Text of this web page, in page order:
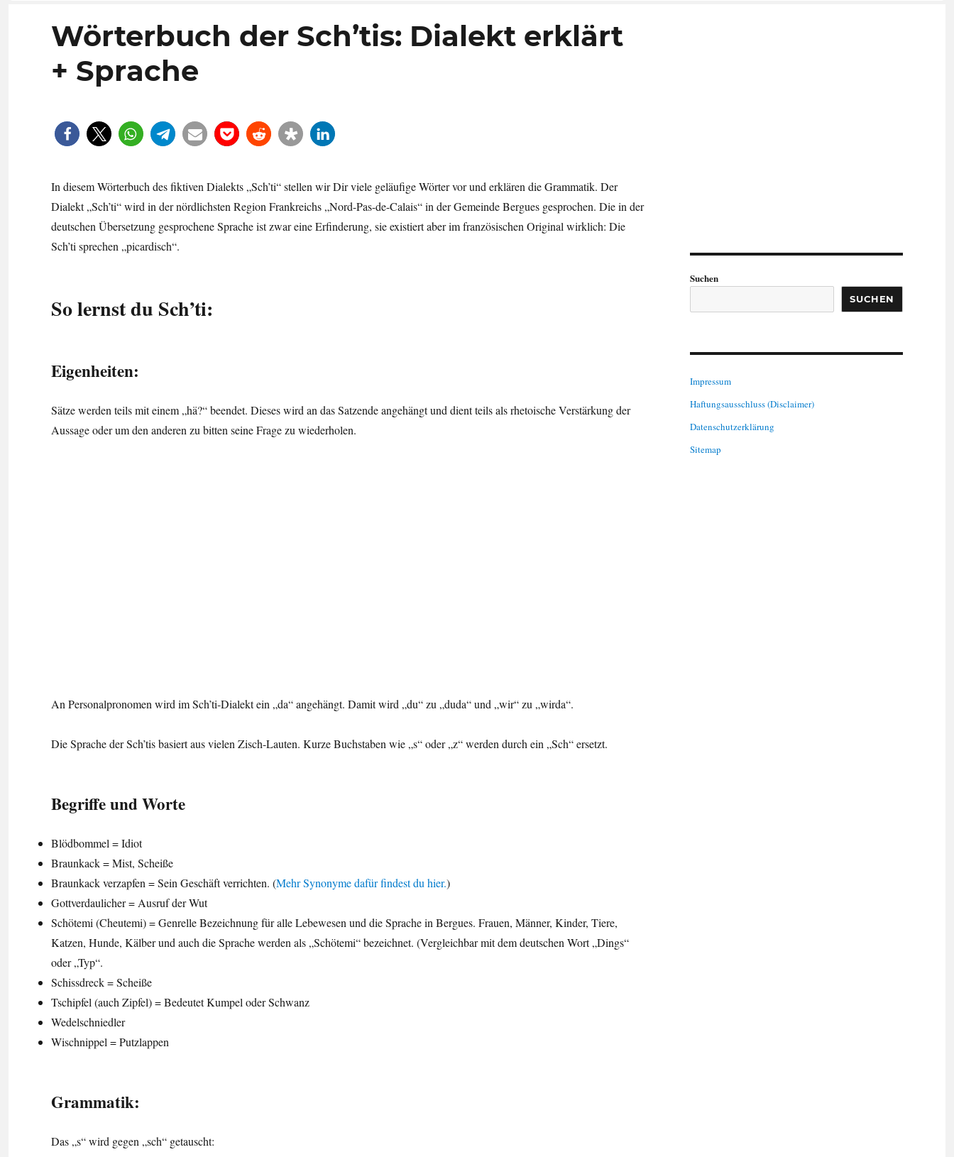
Wörterbuch der Sch’tis: Dialekt erklärt
+ Sprache
In diesem Wörterbuch des fiktiven Dialekts „Sch’ti“ stellen wir Dir viele geläufige Wörter vor und erklären die Grammatik. Der
Dialekt „Sch’ti“ wird in der nördlichsten Region Frankreichs „Nord-Pas-de-Calais“ in der Gemeinde Bergues gesprochen. Die in der
deutschen Übersetzung gesprochene Sprache ist zwar eine Erfinderung, sie existiert aber im französischen Original wirklich: Die
Sch’ti sprechen „picardisch“.
So lernst du Sch’ti:
Eigenheiten:
Sätze werden teils mit einem „hä?“ beendet. Dieses wird an das Satzende angehängt und dient teils als rhetoische Verstärkung der
Aussage oder um den anderen zu bitten seine Frage zu wiederholen.
An Personalpronomen wird im Sch’ti-Dialekt ein „da“ angehängt. Damit wird „du“ zu „duda“ und „wir“ zu „wirda“.
Die Sprache der Sch’tis basiert aus vielen Zisch-Lauten. Kurze Buchstaben wie „s“ oder „z“ werden durch ein „Sch“ ersetzt.
Begriffe und Worte
Blödbommel = Idiot
Braunkack = Mist, Scheiße
Braunkack verzapfen = Sein Geschäft verrichten. (Mehr Synonyme dafür findest du hier.)
Gottverdaulicher = Ausruf der Wut
Schötemi (Cheutemi) = Genrelle Bezeichnung für alle Lebewesen und die Sprache in Bergues. Frauen, Männer, Kinder, Tiere,
Katzen, Hunde, Kälber und auch die Sprache werden als „Schötemi“ bezeichnet. (Vergleichbar mit dem deutschen Wort „Dings“
oder „Typ“.
Schissdreck = Scheiße
Tschipfel (auch Zipfel) = Bedeutet Kumpel oder Schwanz
Wedelschniedler
Wischnippel = Putzlappen
Grammatik:
Das „s“ wird gegen „sch“ getauscht:
Suchen
SUCHEN
Impressum
Haftungsausschluss (Disclaimer)
Datenschutzerklärung
Sitemap